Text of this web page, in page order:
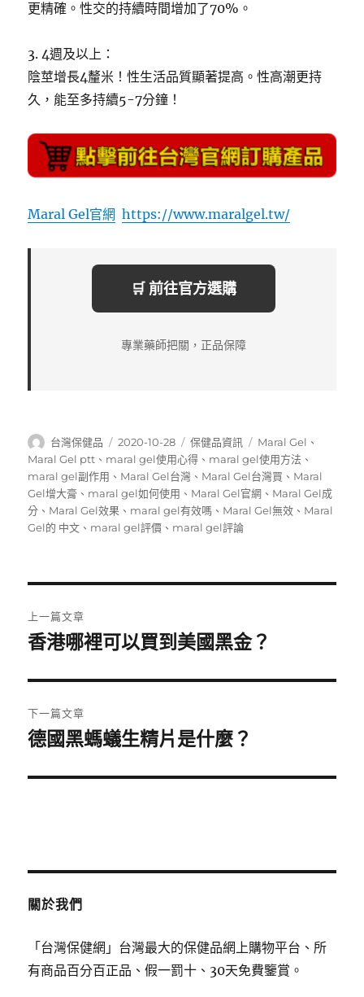
更精確。性交的持續時間增加了70%。
3. 4週及以上：
陰莖增長4釐米！性生活品質顯著提高。性高潮更持
久，能至多持續5-7分鐘！
Maral Gel官網 https://www.maralgel.tw/
🛒 前往官方選購
專業藥師把關，正品保障
作
者
台灣保健品
發
佈
日
期:
2020-10-28
分
類
保健品資訊
標
籤
Maral Gel 、
Maral Gel ptt 、 maral gel使用心得 、 maral gel使用方法 、
maral gel副作用 、 Maral Gel台灣 、 Maral Gel台灣買 、 Maral
Gel增大膏 、 maral gel如何使用 、 Maral Gel官網 、 Maral Gel成
分 、 Maral Gel效果 、 maral gel有效嗎 、 Maral Gel無效 、 Maral
Gel的 中文 、 maral gel評價 、 maral gel評論
章
覽
上一篇文章
上
篇
文
章:
香港哪裡可以買到美國黑金？
下一篇文章
下
篇
德國黑螞蟻生精片是什麼？
關於我們
「台灣保健網」台灣最大的保健品網上購物平台、所
有商品百分百正品、假一罰十、30天免費鑒賞。